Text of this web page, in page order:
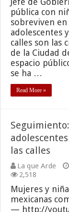
pública con
sobreviven en
adolescentes
calles son las
de la Ciudad
espacio
se ha …
Read More »
las calles
La que Arde
2,518
Mujeres y
mexicanas
— http://